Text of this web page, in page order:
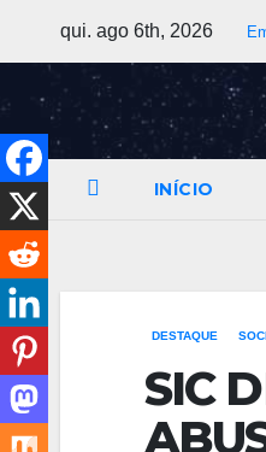
qui. ago 6th, 2026
INÍCIO
DESTAQUE
SIC